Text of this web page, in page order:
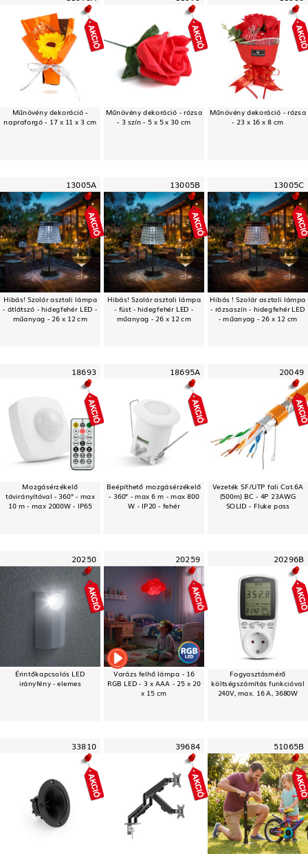
Műnövény dekoráció -
napraforgó - 17 x 11 x 3 cm
Műnövény dekoráció - rózsa
- 3 szín - 5 x 5 x 30 cm
Műnövény dekoráció - rózsa
- 23 x 16 x 8 cm
13005A
Hibás! Szolár asztali lámpa
- átlátszó - hidegfehér LED -
műanyag - 26 x 12 cm
13005B
Hibás! Szolár asztali lámpa
- füst - hidegfehér LED -
műanyag - 26 x 12 cm
13005C
Hibás ! Szolár asztali lámpa
- rózsaszín - hidegfehér LED
- műanyag - 26 x 12 cm
18693
Mozgásérzékelő
távirányítóval - 360° - max
10 m - max 2000W - IP65
18695A
Beépíthető mozgásérzékelő
- 360° - max 6 m - max 800
W - IP20 - fehér
20049
Vezeték SF/UTP fali Cat.6A
(500m) BC - 4P 23AWG
SOLID - Fluke pass
20250
Érintőkapcsolós LED
irányfény - elemes
20259
Varázs felhő lámpa - 16
RGB LED - 3 x AAA - 25 x 20
x 15 cm
20296B
Fogyasztásmérő
költségszámítás funkcióval
240V, max. 16 A, 3680W
33810 39684 51065B